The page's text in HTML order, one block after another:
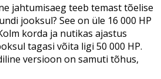
jahtumisaeg teeb temast tõelise
jooksul? See on üle 16 000 HP
korda ja nutikas ajastus
tagasi võita ligi 50 000 HP.
versioon on samuti tõhus,